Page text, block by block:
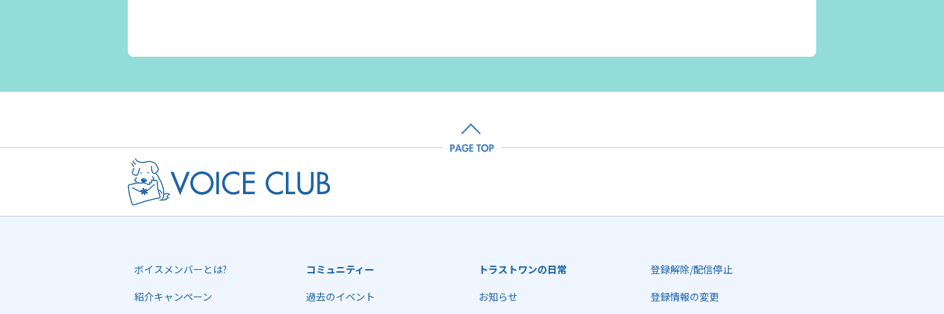
ボイスメンバーとは?
紹介キャンペーン
コミュニティー
過去のイベント
トラストワンの日常
お知らせ
登録解除/配信停止
登録情報の変更